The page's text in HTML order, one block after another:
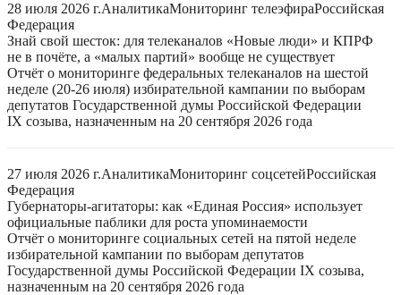
28 июля 2026 г.АналитикаМониторинг телеэфираРоссийская
Федерация
Знай свой шесток: для телеканалов «Новые люди» и КПРФ
не в почёте, а «малых партий» вообще не существует
Отчёт о мониторинге федеральных телеканалов на шестой
неделе (20-26 июля) избирательной кампании по выборам
депутатов Государственной думы Российской Федерации
IX созыва, назначенным на 20 сентября 2026 года
27 июля 2026 г.АналитикаМониторинг соцсетейРоссийская
Федерация
Губернаторы-агитаторы: как «Единая Россия» использует
официальные паблики для роста упоминаемости
Отчёт о мониторинге социальных сетей на пятой неделе
избирательной кампании по выборам депутатов
Государственной думы Российской Федерации IX созыва,
назначенным на 20 сентября 2026 года